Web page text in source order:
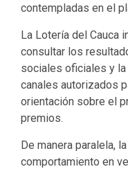
contempladas en el
La Lotería del Cauca
consultar los
sociales oficiales y
canales autorizados
orientación sobre el
premios.
De manera paralela,
comportamiento en